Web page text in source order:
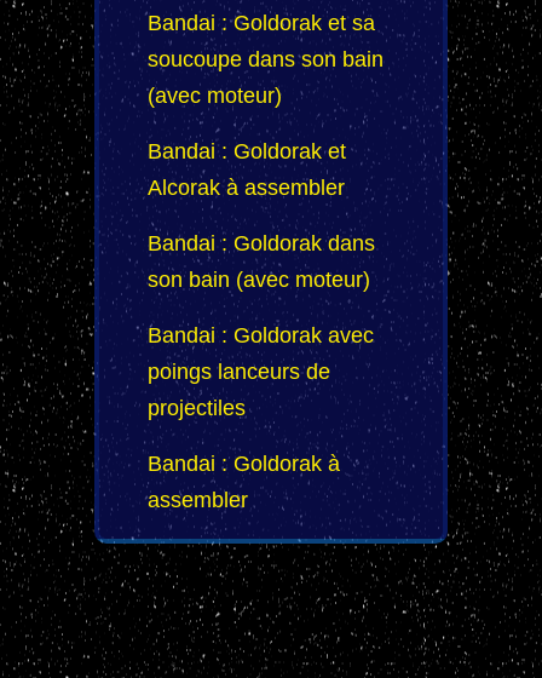
Bandai : Goldorak et sa
soucoupe dans son bain
(avec moteur)
Bandai : Goldorak et
Alcorak à assembler
Bandai : Goldorak dans
son bain (avec moteur)
Bandai : Goldorak avec
poings lanceurs de
projectiles
Bandai : Goldorak à
assembler